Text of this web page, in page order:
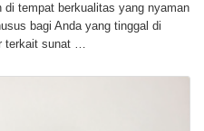
tempat berkualitas yang nyaman
bagi Anda yang tinggal di
terkait sunat …